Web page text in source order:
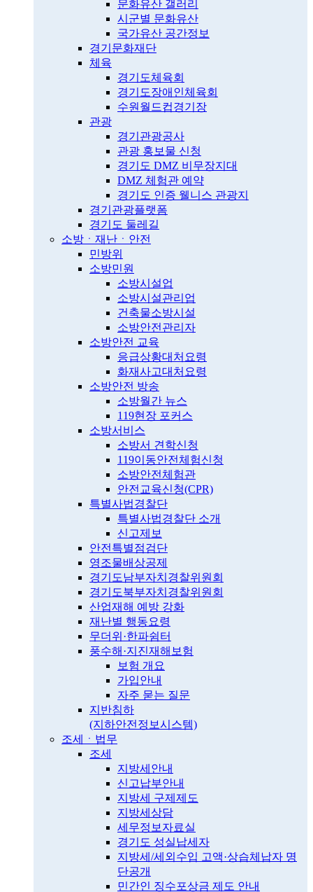
문화유산 갤러리
시군별 문화유산
국가유산 공간정보
경기문화재단
체육
경기도체육회
경기도장애인체육회
수원월드컵경기장
관광
경기관광공사
관광 홍보물 신청
경기도 DMZ 비무장지대
DMZ 체험관 예약
경기도 인증 웰니스 관광지
경기관광플랫폼
경기도 둘레길
소방ㆍ재난ㆍ안전
민방위
소방민원
소방시설업
소방시설관리업
건축물소방시설
소방안전관리자
소방안전 교육
응급상황대처요령
화재사고대처요령
소방안전 방송
소방월간 뉴스
119현장 포커스
소방서비스
소방서 견학신청
119이동안전체험신청
소방안전체험관
안전교육신청(CPR)
특별사법경찰단
특별사법경찰단 소개
신고제보
안전특별점검단
영조물배상공제
경기도남부자치경찰위원회
경기도북부자치경찰위원회
산업재해 예방 강화
재난별 행동요령
무더위·한파쉼터
풍수해·지진재해보험
보험 개요
가입안내
자주 묻는 질문
지반침하
(지하안전정보시스템)
조세ㆍ법무
조세
지방세안내
신고납부안내
지방세 구제제도
지방세상담
세무정보자료실
경기도 성실납세자
지방세/세외수입 고액·상습체납자 명
단공개
민간인 징수포상금 제도 안내